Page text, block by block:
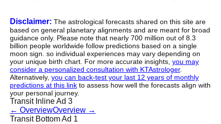
Disclaimer: The astrological forecasts shared on this site are
based on general planetary alignments and are meant for broad
guidance only. Please note that nearly 700 million out of 8.3
billion people worldwide follow predictions based on a single
moon sign. so individual experiences may vary depending on
your unique birth chart. For more accurate insights, you may
consider a personalized consultation with KTAstrologer.
Alternatively, you can back-test your last 12 years of monthly
predictions at this link to assess how well the forecasts align with
your personal journey.
Transit Inline Ad 3
← OverviewOverview →
Transit Bottom Ad 1